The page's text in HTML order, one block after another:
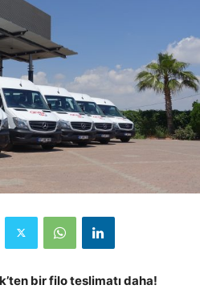
bir filo teslimatı daha!